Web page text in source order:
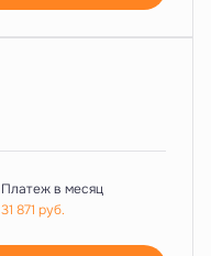
Платеж в месяц
31 871 руб.